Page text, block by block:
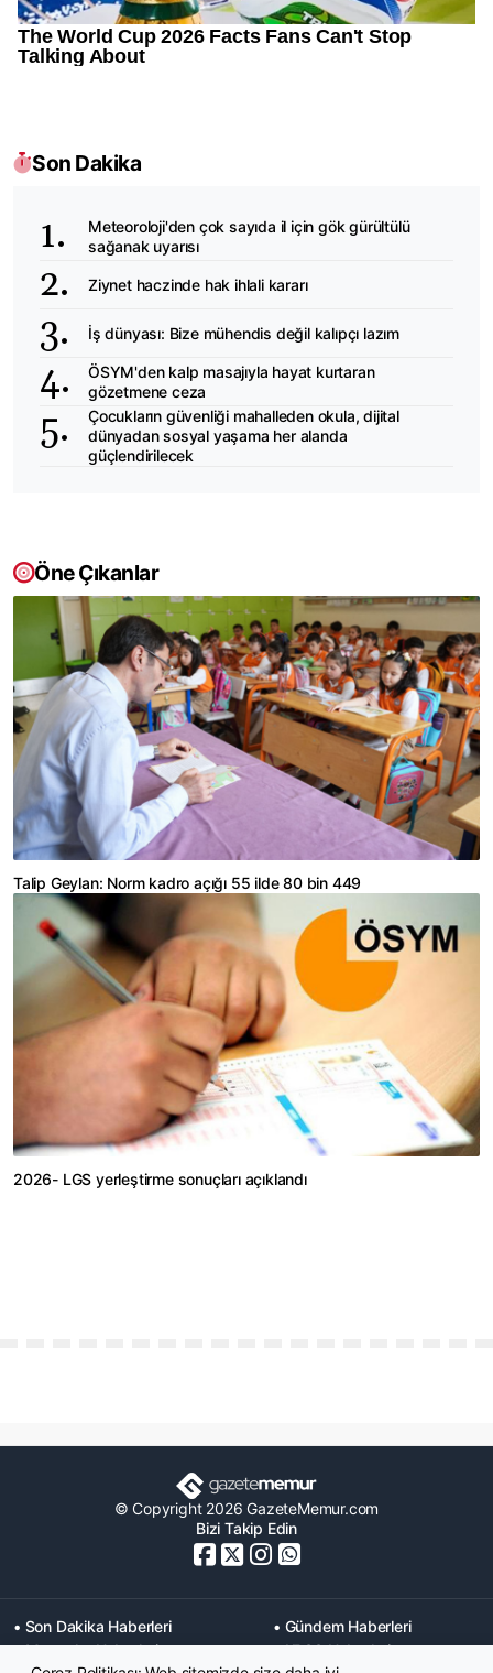
Son Dakika
Meteoroloji'den çok sayıda il için gök gürültülü
sağanak uyarısı
Ziynet haczinde hak ihlali kararı
İş dünyası: Bize mühendis değil kalıpçı lazım
ÖSYM'den kalp masajıyla hayat kurtaran
gözetmene ceza
Çocukların güvenliği mahalleden okula, dijital
dünyadan sosyal yaşama her alanda
güçlendirilecek
Öne Çıkanlar
Talip Geylan: Norm kadro açığı 55 ilde 80 bin 449
2026- LGS yerleştirme sonuçları açıklandı
© Copyright 2026 GazeteMemur.com
Bizi Takip Edin
• Son Dakika Haberleri
• Gündem Haberleri
• Memurlar Haberleri
• KPSS Haberleri